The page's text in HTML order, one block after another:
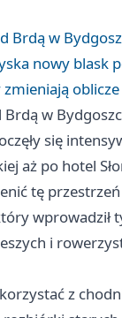
Brdą w
nowy blask
w
się
aż po hotel
tę
wprowadził
i
z